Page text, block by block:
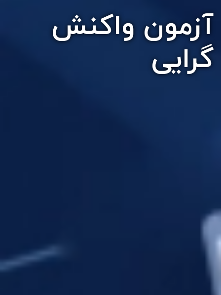
آزمون واکنش
گرایی